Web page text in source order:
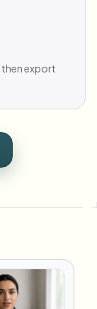
then export